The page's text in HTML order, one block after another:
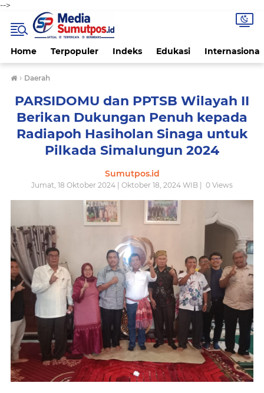
-->
Home Terpopuler Indeks Edukasi Internasional
› Daerah
PARSIDOMU dan PPTSB Wilayah II
Berikan Dukungan Penuh kepada
Radiapoh Hasiholan Sinaga untuk
Pilkada Simalungun 2024
Sumutpos.id
Jumat, 18 Oktober 2024 | Oktober 18, 2024 WIB | 0 Views